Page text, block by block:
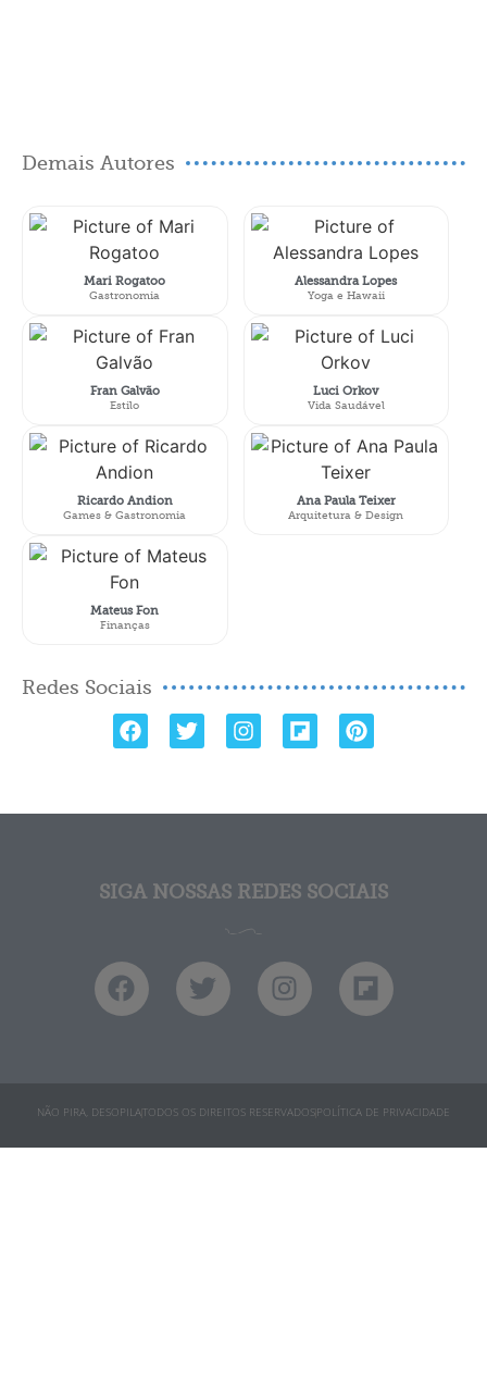
Demais Autores
Mari Rogatoo
Gastronomia
Fran Galvão
Estilo
Ricardo Andion
Games & Gastronomia
Mateus Fon
Finanças
Alessandra Lopes
Yoga e Hawaii
Luci Orkov
Vida Saudável
Ana Paula Teixer
Arquitetura & Design
Redes Sociais
SIGA NOSSAS REDES SOCIAIS
NÃO PIRA, DESOPILATODOS OS DIREITOS RESERVADOSPOLÍTICA DE PRIVACIDADE